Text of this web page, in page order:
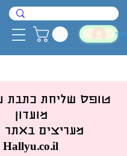
טופס שליחת כתבת
מועדון
מעריצים באתר
Hallyu.co.il